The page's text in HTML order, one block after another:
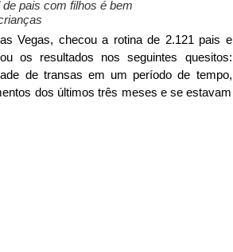
pais com filhos é bem
Vegas, checou a rotina de 2.121 pais e
os resultados nos seguintes quesitos:
de transas em um período de tempo,
dos últimos três meses e se estavam